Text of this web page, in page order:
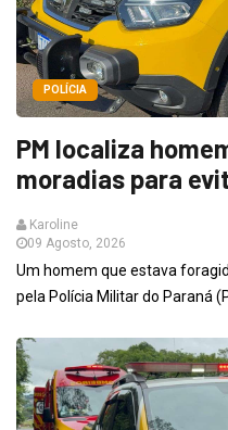
POLÍCIA
PM localiza
moradias para
Karoline
09 Agosto, 2026
Um homem que estava
pela Polícia Militar do Paraná